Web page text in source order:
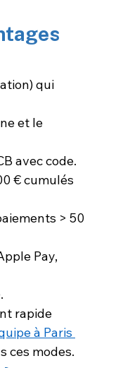
qui
et le
avec code.
€ cumulés
> 50
Pay,
rapide
à Paris
ces modes.